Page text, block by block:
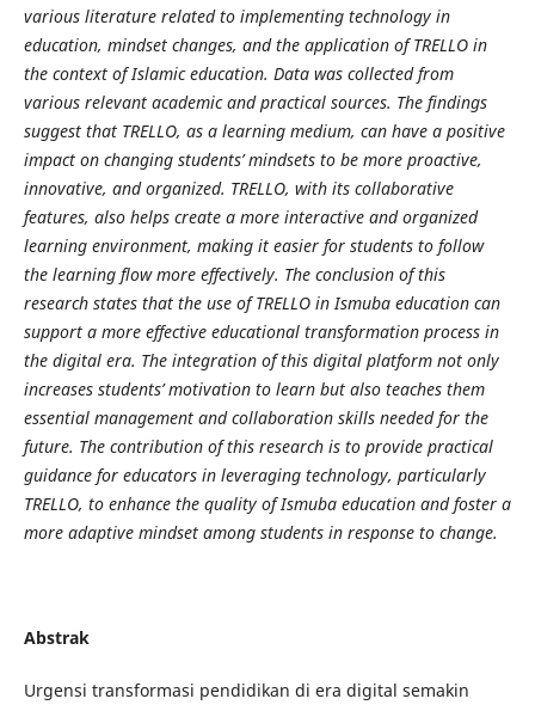
various literature related to implementing technology in
education, mindset changes, and the application of TRELLO in
the context of Islamic education. Data was collected from
various relevant academic and practical sources. The findings
suggest that TRELLO, as a learning medium, can have a positive
impact on changing students’ mindsets to be more proactive,
innovative, and organized. TRELLO, with its collaborative
features, also helps create a more interactive and organized
learning environment, making it easier for students to follow
the learning flow more effectively. The conclusion of this
research states that the use of TRELLO in Ismuba education can
support a more effective educational transformation process in
the digital era. The integration of this digital platform not only
increases students’ motivation to learn but also teaches them
essential management and collaboration skills needed for the
future. The contribution of this research is to provide practical
guidance for educators in leveraging technology, particularly
TRELLO, to enhance the quality of Ismuba education and foster a
more adaptive mindset among students in response to change.
Abstrak
Urgensi transformasi pendidikan di era digital semakin